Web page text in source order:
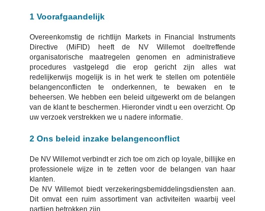
1 Voorafgaandelijk
Overeenkomstig de richtlijn Markets in Financial Instruments
Directive (MiFID) heeft de NV Willemot doeltreffende
organisatorische maatregelen genomen en administratieve
procedures vastgelegd die erop gericht zijn alles wat
redelijkerwijs mogelijk is in het werk te stellen om potentiële
belangenconflicten te onderkennen, te bewaken en te
beheersen. We hebben een beleid uitgewerkt om de belangen
van de klant te beschermen. Hieronder vindt u een overzicht. Op
uw verzoek verstrekken we u nadere informatie.
2 Ons beleid inzake belangenconflict
De NV Willemot verbindt er zich toe om zich op loyale, billijke en
professionele wijze in te zetten voor de belangen van haar
klanten.
De NV Willemot biedt verzekeringsbemiddelingsdiensten aan.
Dit omvat een ruim assortiment van activiteiten waarbij veel
partijen betrokken zijn.